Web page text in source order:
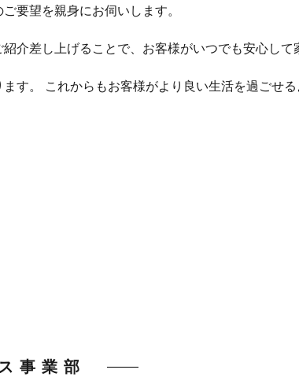
要望を親身にお伺いします。
介差し上げることで、お客様がいつでも安心して
す。 これからもお客様がより良い生活を過ごせる
事業部